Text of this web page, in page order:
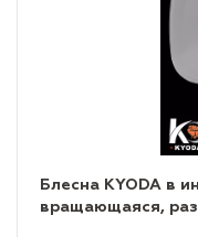
Блесна KYODA в
вращающаяся,